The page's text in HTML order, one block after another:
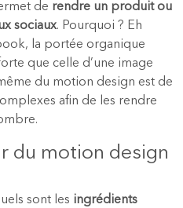
de rendre un produit ou
sociaux. Pourquoi ? Eh
la portée organique
que celle d’une image
du motion design est de
afin de les rendre
du motion design
sont les ingrédients